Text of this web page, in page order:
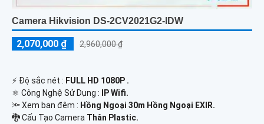
Camera Hikvision DS-2CV2021G2-IDW
2,070,000 ₫ 2,960,000 ₫
️⚡ Độ sắc nét : FULL HD 1080P .
⚛️ Công Nghệ Sử Dụng :
IP Wifi.
🔦 Xem ban đêm : Hồng Ngoại 30m Hồng Ngoại EXIR.
🐉️ Cấu Tạo Camera Thân Plastic.